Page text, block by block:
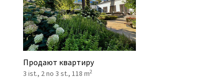
Продают квартиру
3 ist., 2 no 3 st., 118 m2